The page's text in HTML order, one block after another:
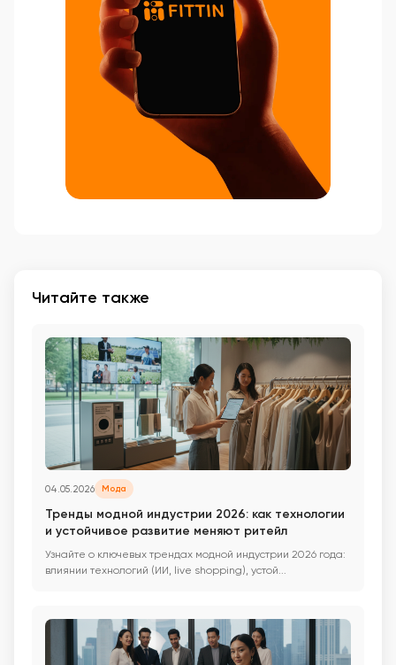
Читайте также
04.05.2026 Мода
Тренды модной индустрии 2026: как технологии
и устойчивое развитие меняют ритейл
Узнайте о ключевых трендах модной индустрии 2026 года:
влиянии технологий (ИИ, live shopping), устой...